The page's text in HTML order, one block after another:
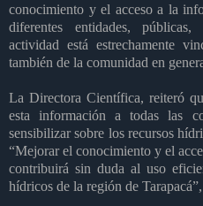
conocimiento y el acceso a la
diferentes entidades,
actividad está estrechamente
también de la comunidad en
La Directora Científica, reiteró
esta información a todas las
sensibilizar sobre los recursos
“Mejorar el conocimiento y el
contribuirá sin duda al uso
hídricos de la región de